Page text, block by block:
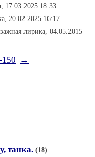
17.03.2025 18:33
20.02.2025 16:17
лирика, 04.05.2015
150
→
танка. (18)